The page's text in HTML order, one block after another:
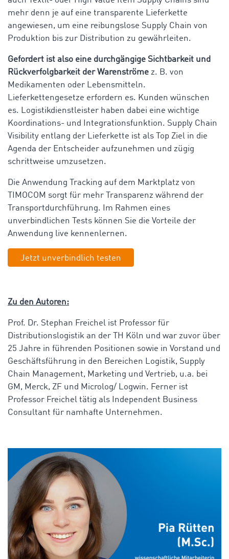
mehr denn je auf eine transparente Lieferkette
angewiesen, um eine reibungslose Supply Chain von
Produktion bis zur Distribution zu gewährleiten.
Gefordert ist also eine durchgängige Sichtbarkeit und
Rückverfolgbarkeit der Warenströme z. B. von
Medikamenten oder Lebensmitteln.
Lieferkettengesetze erfordern es. Kunden wünschen
es. Logistikdienstleister haben dabei eine wichtige
Koordinations- und Integrationsfunktion. Supply Chain
Visibility entlang der Lieferkette ist als Top Ziel in die
Agenda der Entscheider aufzunehmen und zügig
schrittweise umzusetzen.
Die Anwendung Tracking auf dem Marktplatz von
TIMOCOM sorgt für mehr Transparenz während der
Transportdurchführung. Im Rahmen eines
unverbindlichen Tests können Sie die Vorteile der
Anwendung live kennenlernen.
Jetzt unverbindlich testen
Zu den Autoren:
Prof. Dr. Stephan Freichel ist Professor für
Distributionslogistik an der TH Köln und war zuvor über
25 Jahre in führenden Positionen sowie in Vorstand und
Geschäftsführung in den Bereichen Logistik, Supply
Chain Management, Marketing und Vertrieb, u.a. bei
GM, Merck, ZF und Microlog/ Logwin. Ferner ist
Professor Freichel tätig als Independent Business
Consultant für namhafte Unternehmen.